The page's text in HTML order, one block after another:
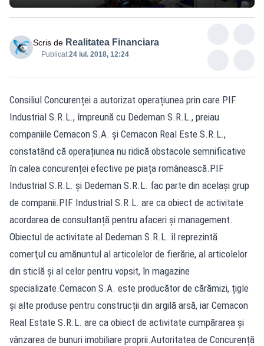
Scris de Realitatea Financiara
Publicat:24 iul. 2018, 12:24
Consiliul Concurenței a autorizat operațiunea prin care PIF
Industrial S.R.L., împreună cu Dedeman S.R.L., preiau
companiile Cemacon S.A. și Cemacon Real Este S.R.L.,
constatând că operațiunea nu ridică obstacole semnificative
în calea concurenței efective pe piața românească.PIF
Industrial S.R.L. și Dedeman S.R.L. fac parte din același grup
de companii.PIF Industrial S.R.L. are ca obiect de activitate
acordarea de consultanță pentru afaceri și management.
Obiectul de activitate al Dedeman S.R.L. îl reprezintă
comerţul cu amănuntul al articolelor de fierărie, al articolelor
din sticlă şi al celor pentru vopsit, în magazine
specializate.Cemacon S.A. este producător de cărămizi, țigle
și alte produse pentru construcții din argilă arsă, iar Cemacon
Real Estate S.R.L. are ca obiect de activitate cumpărarea și
vânzarea de bunuri imobiliare proprii.Autoritatea de Concurență